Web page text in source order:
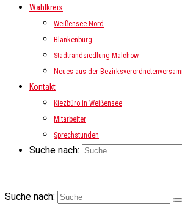
Wahlkreis
Weißensee-Nord
Blankenburg
Stadtrandsiedlung Malchow
Neues aus der
Kontakt
Kiezbüro in Weißensee
Mitarbeiter
Sprechstunden
Suche nach:
Suche nach: